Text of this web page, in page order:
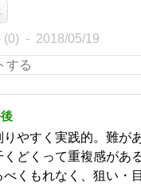
(0) 2018/05/19
りやすく実践的。難が
くどくって重複感があ
べくもれなく、狙い